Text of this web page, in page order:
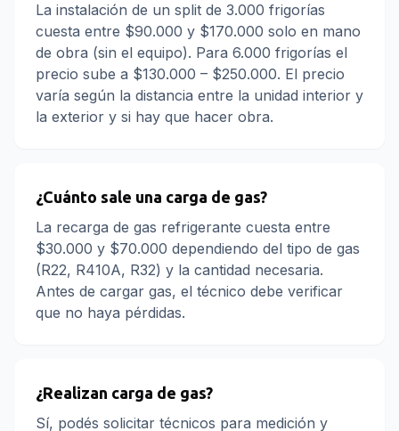
La instalación de un split de 3.000 frigorías
cuesta entre $90.000 y $170.000 solo en mano
de obra (sin el equipo). Para 6.000 frigorías el
precio sube a $130.000 – $250.000. El precio
varía según la distancia entre la unidad interior y
la exterior y si hay que hacer obra.
¿Cuánto sale una carga de gas?
La recarga de gas refrigerante cuesta entre
$30.000 y $70.000 dependiendo del tipo de gas
(R22, R410A, R32) y la cantidad necesaria.
Antes de cargar gas, el técnico debe verificar
que no haya pérdidas.
¿Realizan carga de gas?
Sí, podés solicitar técnicos para medición y